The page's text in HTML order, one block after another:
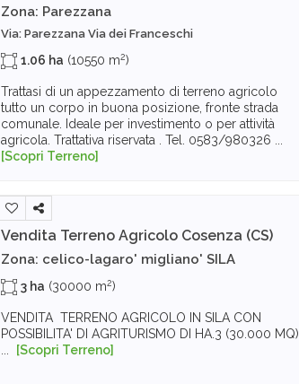
Zona: Parezzana
Via: Parezzana Via dei Franceschi
1.06 ha (10550 m2)
Trattasi di un appezzamento di terreno agricolo
tutto un corpo in buona posizione, fronte strada
comunale. Ideale per investimento o per attività
agricola. Trattativa riservata . Tel. 0583/980326 ...
[Scopri Terreno]
Vendita Terreno Agricolo Cosenza (CS)
Zona: celico-lagaro' migliano' SILA
3 ha (30000 m2)
VENDITA TERRENO AGRICOLO IN SILA CON
POSSIBILITA' DI AGRITURISMO DI HA.3 (30.000 MQ)
[Scopri Terreno]